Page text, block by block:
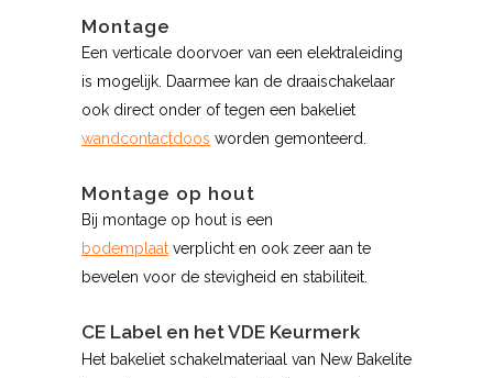
Montage
Een verticale doorvoer van een elektraleiding
is mogelijk. Daarmee kan de draaischakelaar
ook direct onder of tegen een bakeliet
wandcontactdoos worden gemonteerd.
Montage op hout
Bij montage op hout is een
bodemplaat verplicht en ook zeer aan te
bevelen voor de stevigheid en stabiliteit.
CE Label en het VDE Keurmerk
Het bakeliet schakelmateriaal van New Bakelite